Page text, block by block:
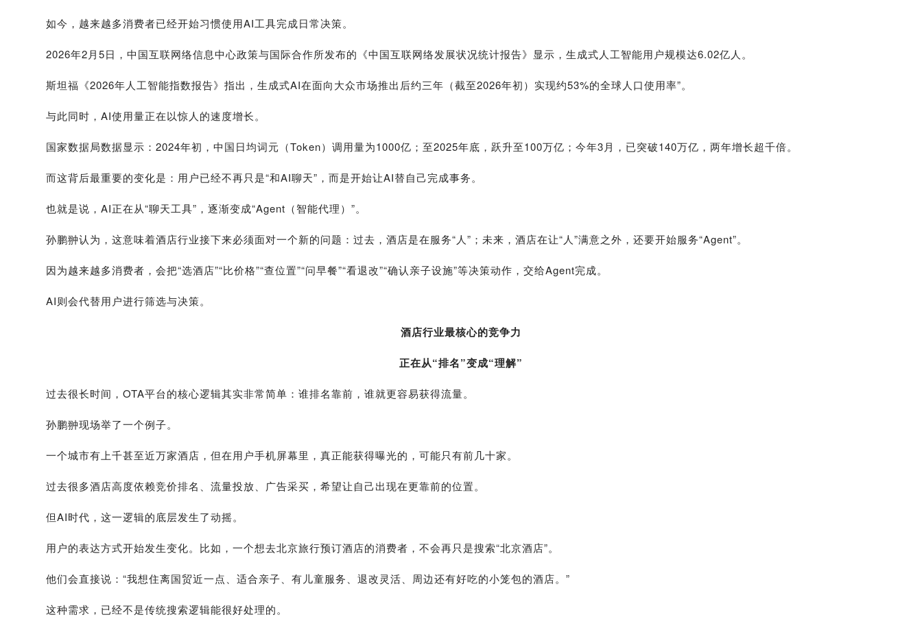
如今，越来越多消费者已经开始习惯使用AI工具完成日常决策。
2026年2月5日，中国互联网络信息中心政策与国际合作所发布的《中国互联网络发展状况统计报告》显示，生成式人工智能用户规模达6.02亿人。
斯坦福《2026年人工智能指数报告》指出，生成式AI在面向大众市场推出后约三年（截至2026年初）实现约53%的全球人口使用率”。
与此同时，AI使用量正在以惊人的速度增长。
国家数据局数据显示：2024年初，中国日均词元（Token）调用量为1000亿；至2025年底，跃升至100万亿；今年3月，已突破140万亿，两年增长超千倍。
而这背后最重要的变化是：用户已经不再只是“和AI聊天”，而是开始让AI替自己完成事务。
也就是说，AI正在从“聊天工具”，逐渐变成“Agent（智能代理）”。
孙鹏翀认为，这意味着酒店行业接下来必须面对一个新的问题：过去，酒店是在服务“人”；未来，酒店在让“人”满意之外，还要开始服务“Agent”。
因为越来越多消费者，会把“选酒店”“比价格”“查位置”“问早餐”“看退改”“确认亲子设施”等决策动作，交给Agent完成。
AI则会代替用户进行筛选与决策。
酒店行业最核心的竞争力
正在从“排名”变成“理解”
过去很长时间，OTA平台的核心逻辑其实非常简单：谁排名靠前，谁就更容易获得流量。
孙鹏翀现场举了一个例子。
一个城市有上千甚至近万家酒店，但在用户手机屏幕里，真正能获得曝光的，可能只有前几十家。
过去很多酒店高度依赖竞价排名、流量投放、广告采买，希望让自己出现在更靠前的位置。
但AI时代，这一逻辑的底层发生了动摇。
用户的表达方式开始发生变化。比如，一个想去北京旅行预订酒店的消费者，不会再只是搜索“北京酒店”。
他们会直接说：“我想住离国贸近一点、适合亲子、有儿童服务、退改灵活、周边还有好吃的小笼包的酒店。”
这种需求，已经不是传统搜索逻辑能很好处理的。